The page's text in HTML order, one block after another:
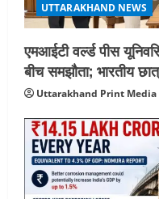
UTTARAKHAND NEWS
एमआईटी वर्ल्ड पीस
बीच समझौता; भारतीय
Uttarakhand Print Media